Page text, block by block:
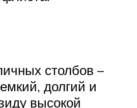
столбов –
долгий и
высокой